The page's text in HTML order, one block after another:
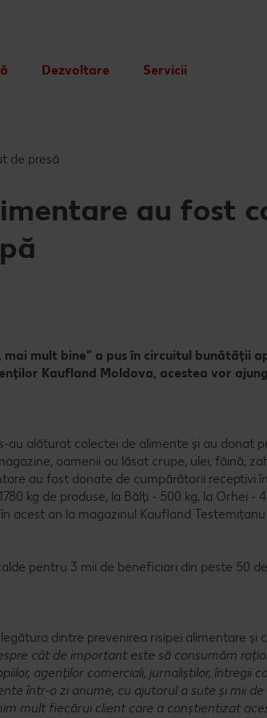
Dezvoltare Servicii
de presă
au fost
mult bine” a pus în circuitul bunătății
Kaufland Moldova, acestea vor
au alăturat colectei de alimente și au donat
oamenii au lăsat crupe, ulei, făină,
au fost donate de cumpărătorii receptivi
kg de produse, la Bălți - 500 kg, la Orhei -
acest an la magazinul Kaufland Testemițanu
pentru 3 mii de beneficiari din peste 50
dintre prevenirea risipei alimentare și
cât de important este să consumăm
agenților comerciali, jurnaliștilor, întregii
într-o zi anume, cu ajutorul a sute și mii
mult fiecărui client care a conștientizat